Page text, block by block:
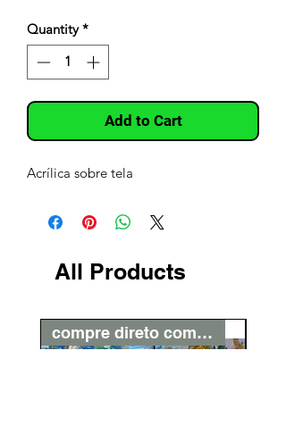
Quantity *
Add to Cart
Acrílica sobre tela
All Products
compre direto com o artista